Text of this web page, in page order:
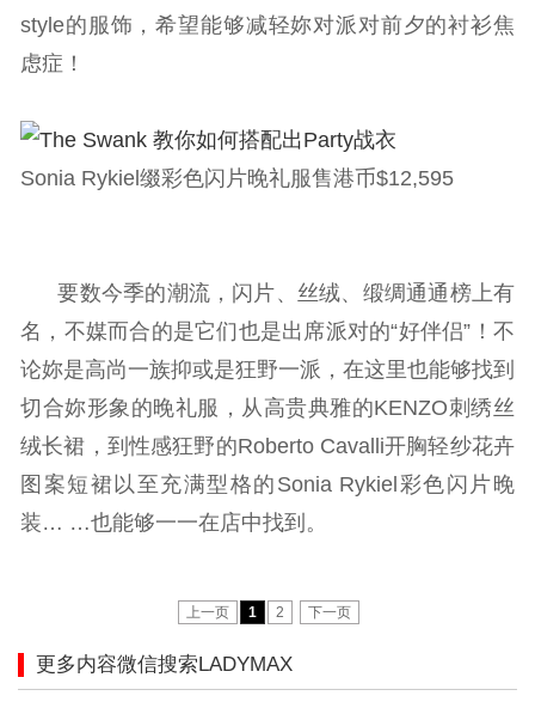
style的服饰，希望能够减轻妳对派对前夕的衬衫焦
虑症！
Sonia Rykiel缀彩色闪片晚礼服售港币$12,595
要数今季的潮流，闪片、丝绒、缎绸通通榜上有
名，不媒而合的是它们也是出席派对的“好伴侣”！不
论妳是高尚一族抑或是狂野一派，在这里也能够找到
切合妳形象的晚礼服，从高贵典雅的KENZO刺绣丝
绒长裙，到性感狂野的Roberto Cavalli开胸轻纱花卉
图案短裙以至充满型格的Sonia Rykiel彩色闪片晚
装… …也能够一一在店中找到。
上一页 1 2 下一页
更多内容微信搜索LADYMAX